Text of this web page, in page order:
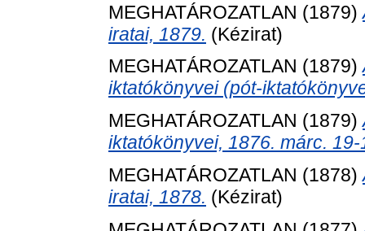
MEGHATÁROZATLAN (1879)
iratai, 1879. (Kézirat)
MEGHATÁROZATLAN (1879)
iktatókönyvei (pót-
MEGHATÁROZATLAN (1879)
iktatókönyvei, 1876. márc.
MEGHATÁROZATLAN (1878)
iratai, 1878. (Kézirat)